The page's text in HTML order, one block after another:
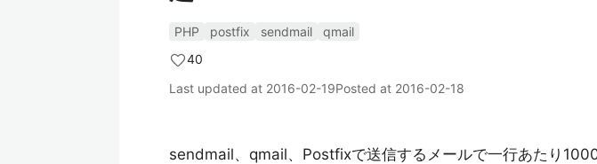
PHP postfix sendmail
qmail
40
Last updated at 2016-02-19Posted at 2016-02-18
sendmail、qmail、Postfixで送信するメールで一行あたり